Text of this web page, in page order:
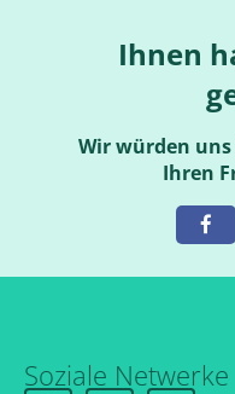
Ihnen
Wir würden
Ihren
Soziale Netwerke